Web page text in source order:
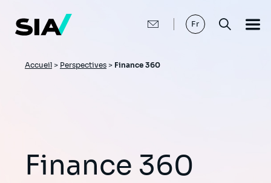
contenu
principal
Fr
Fil
Accueil > Perspectives > Finance 360
Finance 360